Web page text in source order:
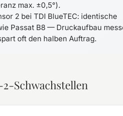
max. ±0,5°).
2 bei TDI BlueTEC: identische
Passat B8 — Druckaufbau
oft den halben Auftrag.
Schwachstellen